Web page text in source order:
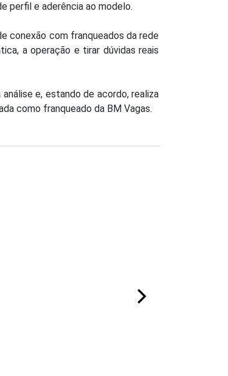
perfil e aderência ao modelo.
conexão com franqueados da rede
a operação e tirar dúvidas reais
e, estando de acordo, realiza
como franqueado da BM Vagas.